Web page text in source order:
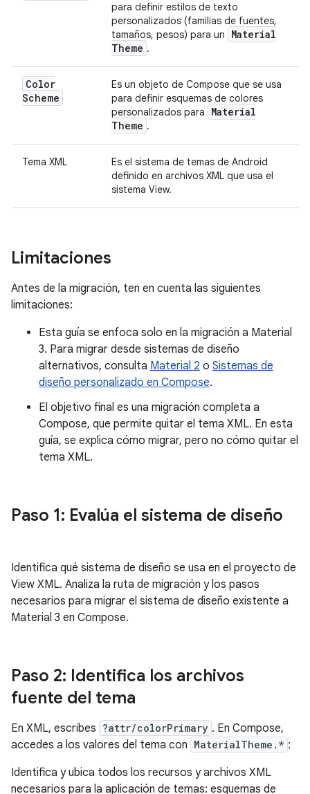
para definir estilos de texto
personalizados (familias de fuentes,
tamaños, pesos) para un
Material
Theme .
Color
Scheme
Es un objeto de Compose que se usa
para definir esquemas de colores
personalizados para
Material
Theme .
Tema XML
Es el sistema de temas de Android
definido en archivos XML que usa el
sistema View.
Limitaciones
Antes de la migración, ten en cuenta las siguientes
limitaciones:
Esta guía se enfoca solo en la migración a Material
3. Para migrar desde sistemas de diseño
alternativos, consulta Material 2 o Sistemas de
diseño personalizado en Compose.
El objetivo final es una migración completa a
Compose, que permite quitar el tema XML. En esta
guía, se explica cómo migrar, pero no cómo quitar el
tema XML.
Paso 1: Evalúa el sistema de diseño
Identifica qué sistema de diseño se usa en el proyecto de
View XML. Analiza la ruta de migración y los pasos
necesarios para migrar el sistema de diseño existente a
Material 3 en Compose.
Paso 2: Identifica los archivos
fuente del tema
En XML, escribes ?attr/colorPrimary . En Compose,
accedes a los valores del tema con MaterialTheme.* :
Identifica y ubica todos los recursos y archivos XML
necesarios para la aplicación de temas: esquemas de